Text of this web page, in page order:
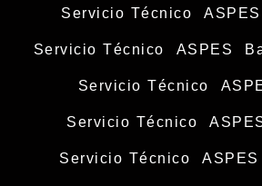
Servicio Técnico
Servicio Técnico ASPES
Servicio Técnico
Servicio Técnico
Servicio Técnico